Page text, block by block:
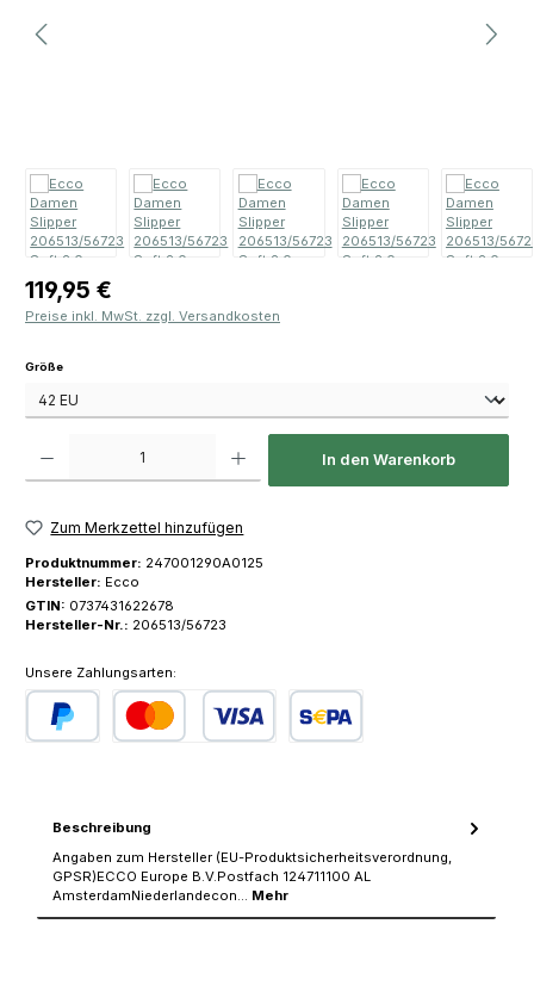
Regulärer Preis:
119,95 €
Preise inkl. MwSt. zzgl. Versandkosten
Größeauswählen
In den Warenkorb
Zum Merkzettel hinzufügen
Produktnummer: 247001290A0125
Hersteller: Ecco
GTIN: 0737431622678
Hersteller-Nr.: 206513/56723
Unsere Zahlungsarten:
Beschreibung
Angaben zum Hersteller (EU-Produktsicherheitsverordnung,
GPSR)ECCO Europe B.V.Postfach 124711100 AL
AmsterdamNiederlandecon… Mehr